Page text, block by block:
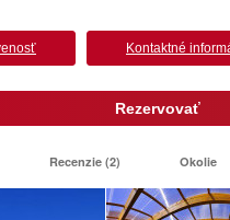
Kontaktné
Rezervovať
Recenzie (2) Okolie